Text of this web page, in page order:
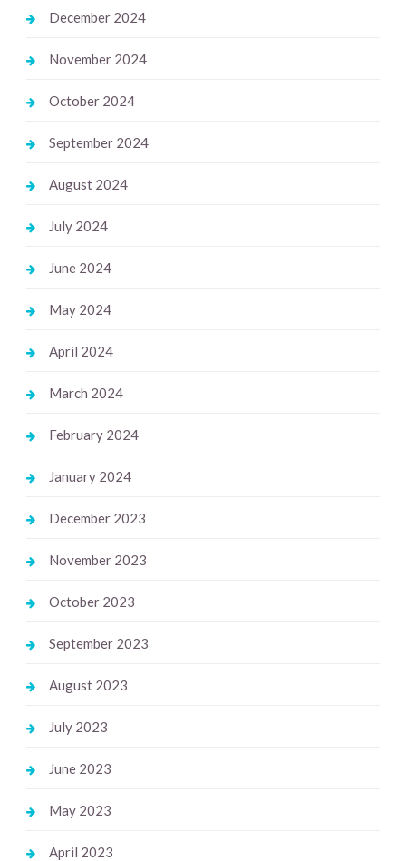
December 2024
November 2024
October 2024
September 2024
August 2024
July 2024
June 2024
May 2024
April 2024
March 2024
February 2024
January 2024
December 2023
November 2023
October 2023
September 2023
August 2023
July 2023
June 2023
May 2023
April 2023